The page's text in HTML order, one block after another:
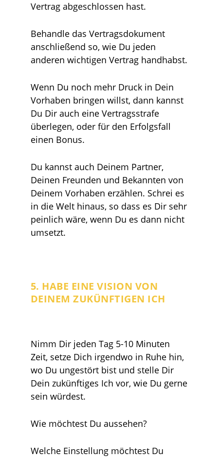
Vertrag abgeschlossen hast.
Behandle das Vertragsdokument
anschließend so, wie Du jeden
anderen wichtigen Vertrag handhabst.
Wenn Du noch mehr Druck in Dein
Vorhaben bringen willst, dann kannst
Du Dir auch eine Vertragsstrafe
überlegen, oder für den Erfolgsfall
einen Bonus.
Du kannst auch Deinem Partner,
Deinen Freunden und Bekannten von
Deinem Vorhaben erzählen. Schrei es
in die Welt hinaus, so dass es Dir sehr
peinlich wäre, wenn Du es dann nicht
umsetzt.
5. HABE EINE VISION VON
DEINEM ZUKÜNFTIGEN ICH
Nimm Dir jeden Tag 5-10 Minuten
Zeit, setze Dich irgendwo in Ruhe hin,
wo Du ungestört bist und stelle Dir
Dein zukünftiges Ich vor, wie Du gerne
sein würdest.
Wie möchtest Du aussehen?
Welche Einstellung möchtest Du